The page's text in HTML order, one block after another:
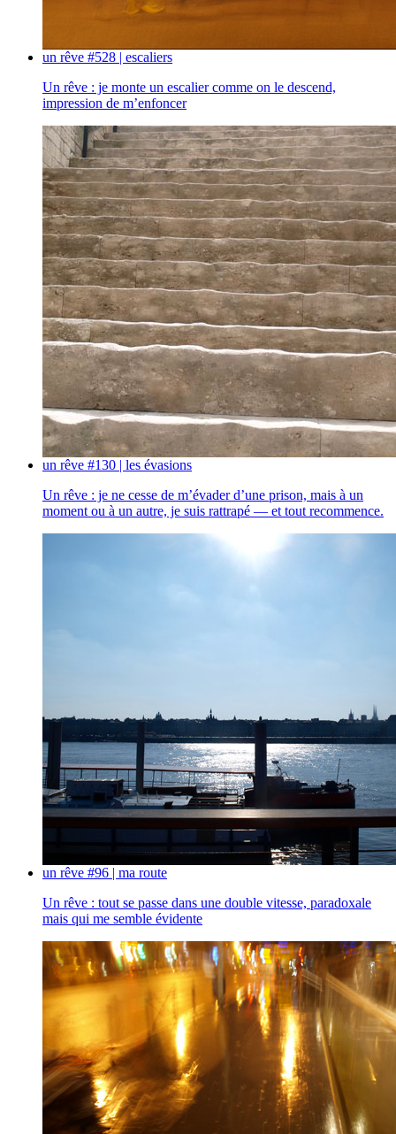
un rêve #528 | escaliers
Un rêve : je monte un escalier comme on le descend,
impression de m’enfoncer
un rêve #130 | les évasions
Un rêve : je ne cesse de m’évader d’une prison, mais à un
moment ou à un autre, je suis rattrapé — et tout recommence.
un rêve #96 | ma route
Un rêve : tout se passe dans une double vitesse, paradoxale
mais qui me semble évidente